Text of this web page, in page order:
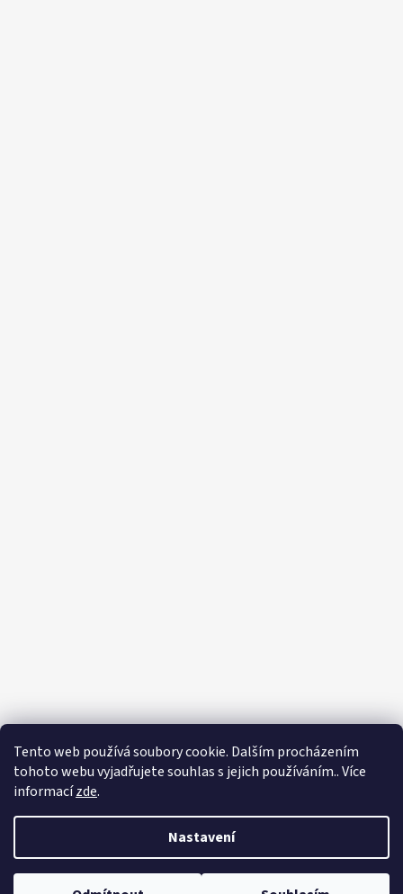
Tento web používá soubory cookie. Dalším procházením
tohoto webu vyjadřujete souhlas s jejich používáním.. Více
informacízde.
Nastavení